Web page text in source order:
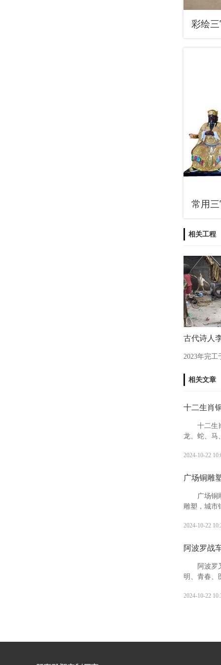
相关工程
古代诗人
2023年完工
相关文章
十二生肖
十二生
龙、蛇、马
孙繁衍，家
2024-10-22
广场铜雕
广场铜
雕塑，城市
2024-10-22
阿波罗战
阿波罗
明、青春、
斯特利亚的
2024-10-22